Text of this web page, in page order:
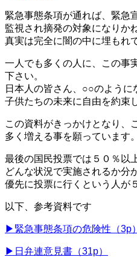
緊急事態条項が通れば、緊急
監視され摘発の対象になりか
真実は完全に闇の中に埋もれ
一人でも多くの人に、この事
下さい。
日本人の皆さん、○○のように
子供たちの未来に自由を約束
この資料がきっかけとなり、
多く増える事を願っています。
最後の国民投票では５０％以
どんな状況で実施されるか分
優先に投票に行くという人が
以下、参考資料です
▶緊急事態条項の危険性（3p）
▶日弁連意見書（31p）